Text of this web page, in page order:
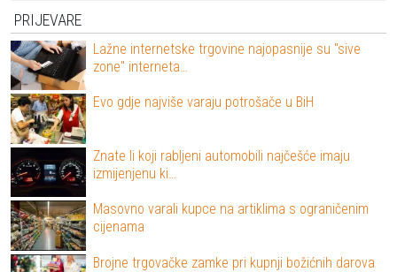
PRIJEVARE
Lažne internetske trgovine najopasnije su "sive
zone" interneta…
Evo gdje najviše varaju potrošače u BiH
Znate li koji rabljeni automobili najčešće imaju
izmijenjenu ki…
Masovno varali kupce na artiklima s ograničenim
cijenama
Brojne trgovačke zamke pri kupnji božićnih darova